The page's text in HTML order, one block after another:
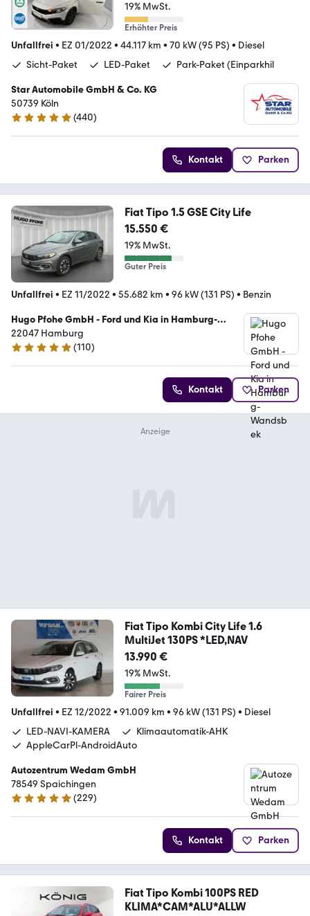
19% MwSt.
Erhöhter Preis
Unfallfrei • EZ 01/2022 • 44.117 km • 70 kW (95 PS) • Diesel
Sicht-Paket
LED-Paket Park-Paket (Einparkhil
Star Automobile GmbH & Co. KG
50739 Köln
4.8 Sterne
(440)
Kontakt Parken
Fiat Tipo 1.5 GSE City Life
15.550 €
19% MwSt.
Guter Preis
Unfallfrei • EZ 11/2022 • 55.682 km • 96 kW (131 PS) • Benzin
Hugo Pfohe GmbH - Ford und Kia in Hamburg-
Wandsbek
22047 Hamburg
4.8 Sterne
(110)
Kontakt Parken
Fiat Tipo Kombi City Life 1.6
MultiJet 130PS *LED,NAV
13.990 €
19% MwSt.
Fairer Preis
Unfallfrei • EZ 12/2022 • 91.009 km • 96 kW (131 PS) • Diesel
LED-NAVI-KAMERA
Klimaautomatik-AHK
AppleCarPl-AndroidAuto
Autozentrum Wedam GmbH
78549 Spaichingen
4.9 Sterne
(229)
Kontakt Parken
Fiat Tipo Kombi 100PS RED
KLIMA*CAM*ALU*ALLW